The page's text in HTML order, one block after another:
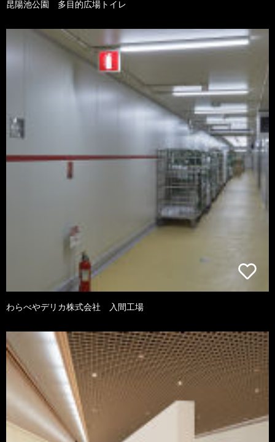
昆陽池公園 多目的広場トイレ
わらべやデリカ株式会社 入間工場